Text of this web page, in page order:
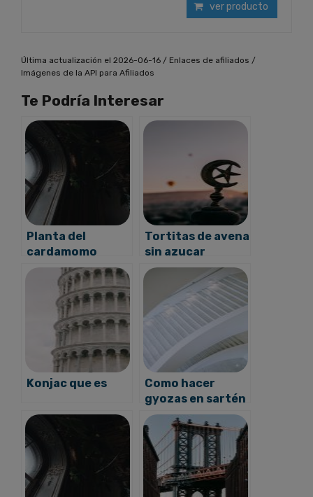
ver producto
Última actualización el 2026-06-16 / Enlaces de afiliados /
Imágenes de la API para Afiliados
Te Podría Interesar
Planta del
cardamomo
Tortitas de avena
sin azucar
Konjac que es
Como hacer
gyozas en sartén